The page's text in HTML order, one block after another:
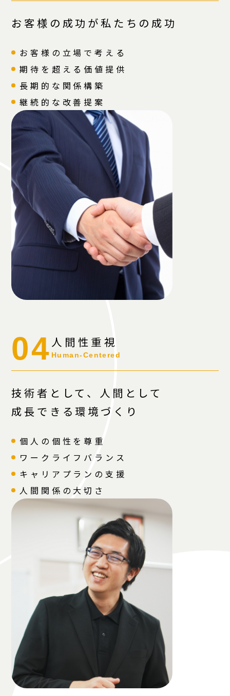
お客様の成功が私たちの成功
お客様の立場で考える
期待を超える価値提供
長期的な関係構築
継続的な改善提案
04人間性重視
Human-Centered
技術者として、人間として
成長できる環境づくり
個人の個性を尊重
ワークライフバランス
キャリアプランの支援
人間関係の大切さ